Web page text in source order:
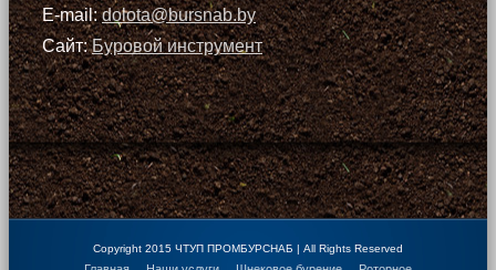
E-mail:dolota@bursnab.by
Сайт:Буровой инструмент
Copyright 2015 ЧТУП ПРОМБУРСНАБ | All Rights Reserved